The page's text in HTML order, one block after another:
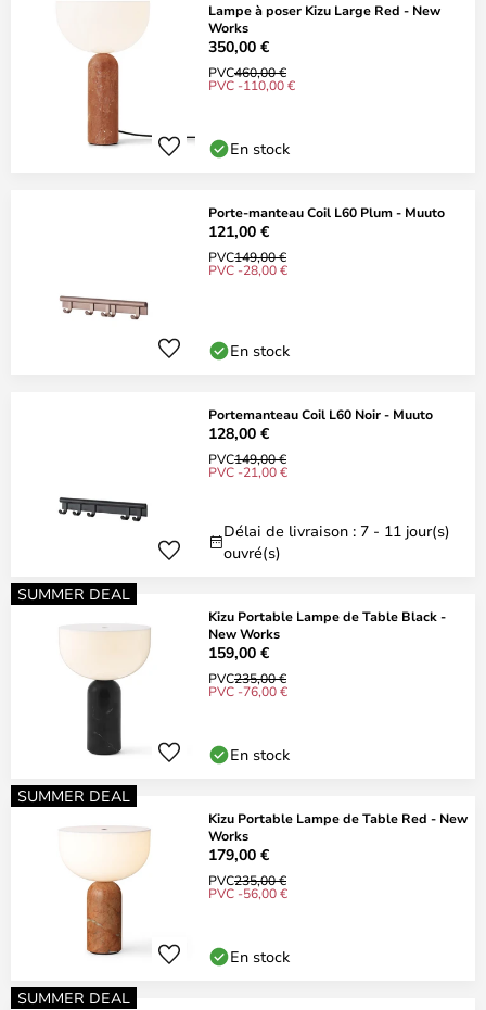
Lampe à poser Kizu Large Red - New
Works
350,00 €
PVC460,00 €
PVC -110,00 €
En stock
Porte-manteau Coil L60 Plum - Muuto
121,00 €
PVC149,00 €
PVC -28,00 €
En stock
Portemanteau Coil L60 Noir - Muuto
128,00 €
PVC149,00 €
PVC -21,00 €
Délai de livraison : 7 - 11 jour(s)
ouvré(s)
SUMMER DEAL
Kizu Portable Lampe de Table Black -
New Works
159,00 €
PVC235,00 €
PVC -76,00 €
En stock
SUMMER DEAL
Kizu Portable Lampe de Table Red - New
Works
179,00 €
PVC235,00 €
PVC -56,00 €
En stock
SUMMER DEAL